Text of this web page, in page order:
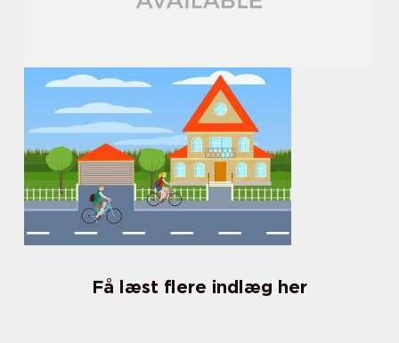
Få læst flere indlæg her